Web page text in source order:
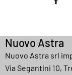
Nuovo Astra
Nuovo Astra srl
Via Segantini 10,